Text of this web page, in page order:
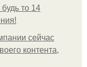
то 14
сейчас
контента,